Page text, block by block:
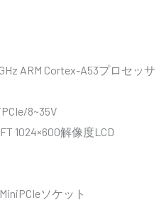
ARM Cortex-A53プロセッサ
8~35V
1024×600解像度LCD
ソケット